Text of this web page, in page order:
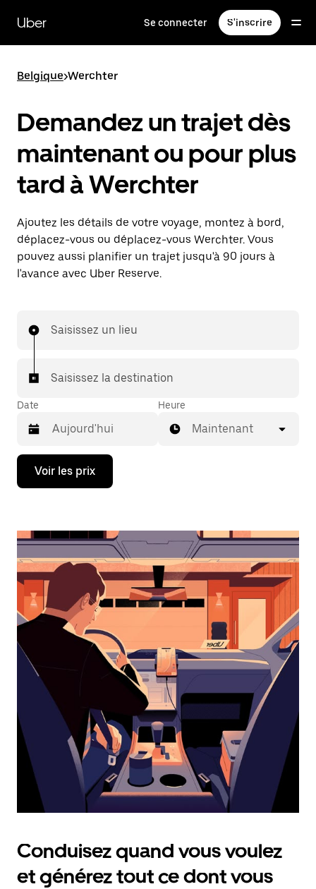
contenu
principal
Uber Se connecter S'inscrire
Belgique>Werchter
Demandez un trajet dès
maintenant ou pour plus
tard à Werchter
Ajoutez les détails de votre voyage, montez à bord,
déplacez-vous ou déplacez-vous Werchter. Vous
pouvez aussi planifier un trajet jusqu'à 90 jours à
l'avance avec Uber Reserve.
Saisissez un lieu
Saisissez la destination
Date
Appuyez
la
bas
ouvrir
le
calendrier
sélectionner
une
date.
Appuyez
sur
touche
pour
fermer
le
calendrier.
Heure
Maintenant
Voir les prix
Conduisez quand vous voulez
et générez tout ce dont vous